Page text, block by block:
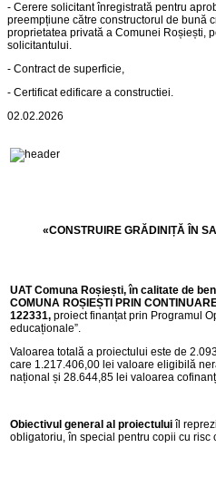
- Cerere solicitant înregistrată pentru
preempțiune către constructorul de bună
proprietatea privată a Comunei Roșiești,
solicitantului.
- Contract de superficie,
- Certificat edificare a constructiei.
02.02.2026
«CONSTRUIRE GRĂDINIȚĂ ÎN
UAT Comuna Roșiești, în calitate de
COMUNA ROȘIEȘTI PRIN
122331, proiect finanțat prin Programul
educaționale”.
Valoarea totală a proiectului este de
care 1.217.406,00 lei valoare eligibilă
național și 28.644,85 lei valoarea
Obiectivul general al proiectului îl
obligatoriu, în special pentru copii cu